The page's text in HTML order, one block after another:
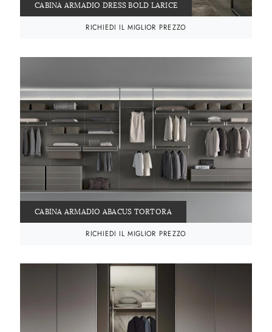
CABINA ARMADIO DRESS BOLD LARICE
RICHIEDI IL MIGLIOR PREZZO
CABINA ARMADIO ABACUS TORTORA
RICHIEDI IL MIGLIOR PREZZO